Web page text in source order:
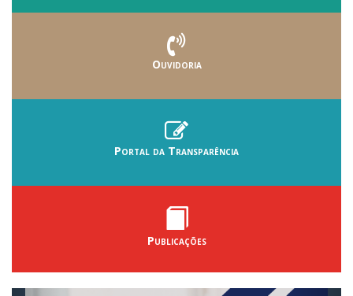
Ouvidoria
Portal da Transparência
Publicações